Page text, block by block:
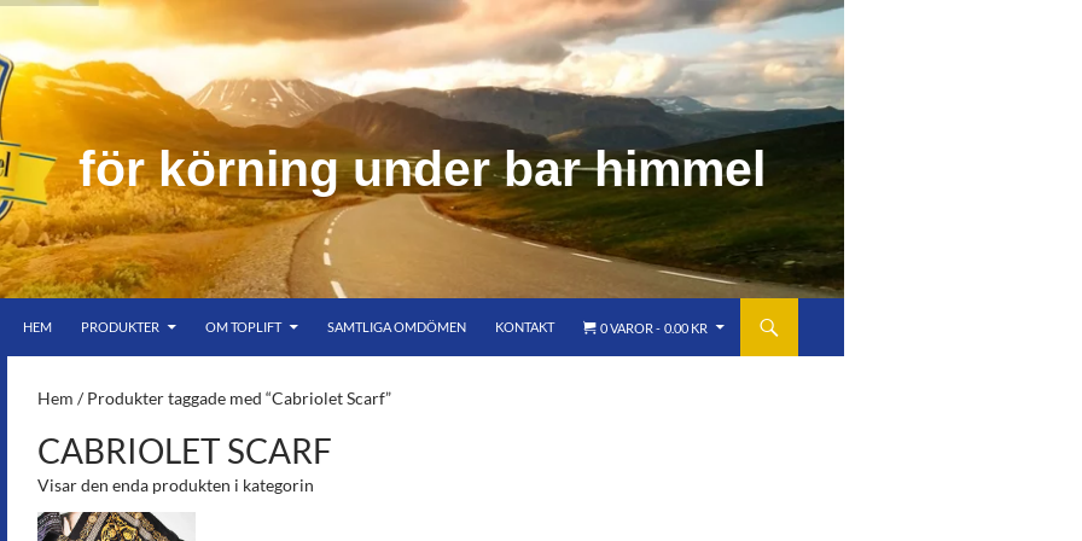
för körning under bar himmel
bar himmel
HEM
PRODUKTER OM TOPLIFT SAMTLIGA OMDÖMEN KONTAKT 0 VAROR 0.00 KR
Hem / Produkter taggade med “Cabriolet Scarf”
CABRIOLET SCARF
Visar den enda produkten i kategorin